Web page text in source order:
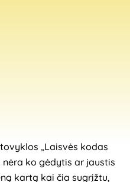
„Laisvės kodas
nėra ko gėdytis ar jaustis
kartą kai čia sugrįžtu,